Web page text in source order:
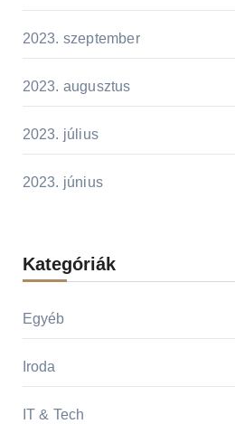
2023. szeptember
2023. augusztus
2023. július
2023. június
Kategóriák
Egyéb
Iroda
IT & Tech